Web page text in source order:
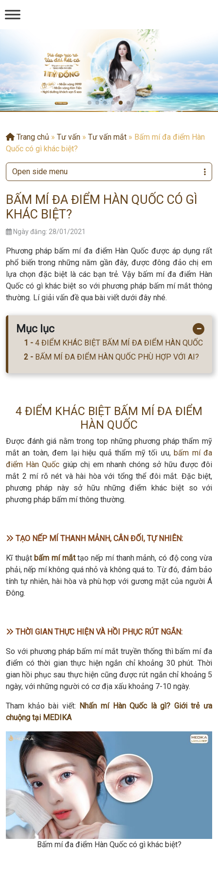
Trang chủ » Tư vấn » Tư vấn mắt » Bấm mí đa điểm Hàn
Quốc có gì khác biệt?
BẤM MÍ ĐA ĐIỂM HÀN QUỐC CÓ GÌ
KHÁC BIỆT?
Ngày đăng: 28/01/2021
Phương pháp bấm mí đa điểm Hàn Quốc được áp dụng rất
phổ biến trong những năm gần đây, được đông đảo chị em
lựa chọn đặc biệt là các bạn trẻ. Vậy bấm mí đa điểm Hàn
Quốc có gì khác biệt so với phương pháp bấm mí mắt thông
thường. Lí giải vấn đề qua bài viết dưới đây nhé.
Mục lục −
4 ĐIỂM KHÁC BIỆT BẤM MÍ ĐA ĐIỂM HÀN QUỐC
BẤM MÍ ĐA ĐIỂM HÀN QUỐC PHÙ HỢP VỚI AI?
4 ĐIỂM KHÁC BIỆT BẤM MÍ ĐA ĐIỂM
HÀN QUỐC
Được đánh giá nằm trong top những phương pháp thẩm mỹ
mắt an toàn, đem lại hiệu quả thẩm mỹ tối ưu,bấm mí đa
điểm Hàn Quốc giúp chị em nhanh chóng sở hữu được đôi
mắt 2 mí rõ nét và hài hòa với tổng thể đôi mắt. Đặc biệt,
phương pháp này sở hữu những điểm khác biệt so với
phương pháp bấm mí thông thường.
TẠO NẾP MÍ THANH MẢNH, CÂN ĐỐI, TỰ NHIÊN:
Kĩ thuậtbấm mí mắttạo nếp mí thanh mảnh, có độ cong vừa
phải, nếp mí không quá nhỏ và không quá to. Từ đó, đảm bảo
tính tự nhiên, hài hòa và phù hợp với gương mặt của người Á
Đông.
THỜI GIAN THỰC HIỆN VÀ HỒI PHỤC RÚT NGẮN:
So với phương pháp bấm mí mắt truyền thống thì bấm mí đa
điểm có thời gian thực hiện ngắn chỉ khoảng 30 phút. Thời
gian hồi phục sau thực hiện cũng được rút ngắn chỉ khoảng 5
ngày, với những người có cơ địa xấu khoảng 7-10 ngày.
Tham khảo bài viết: Nhấn mí Hàn Quốc là gì? Giới trẻ ưa
chuộng tại MEDIKA
Bấm mí đa điểm Hàn Quốc có gì khác biệt?
Open side menu